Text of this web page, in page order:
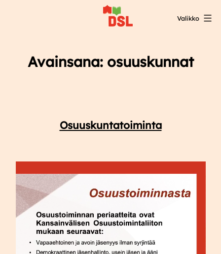
Valikko
Avainsana: osuuskunnat
Osuuskuntatoiminta